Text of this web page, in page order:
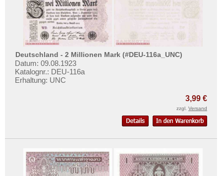
Deutschland - 2 Millionen Mark (#DEU-116a_UNC)
Datum: 09.08.1923
Katalognr.: DEU-116a
Erhaltung: UNC
3,99 €
zzgl. Versand